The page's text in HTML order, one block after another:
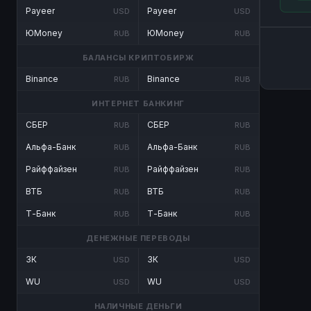
Payeer USD
ЮMoney RUB
Payeer USD
ЮMoney RUB
БАЛАНСЫ КРИПТОБИРЖ
Binance RUB Binance RUB
ИНТЕРНЕТ БАНКИНГ
СБЕР RUB
Альфа-Банк RUB
Райффайзен RUB
ВТБ RUB
Т-Банк RUB
СБЕР RUB
Альфа-Банк RUB
Райффайзен RUB
ВТБ RUB
Т-Банк RUB
ДЕНЕЖНЫЕ ПЕРЕВОДЫ
ЗК USD
WU USD
ЗК USD
WU USD
НАЛИЧНЫЕ ДЕНЬГИ